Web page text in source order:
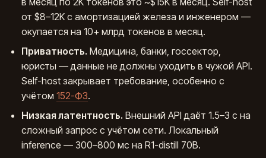
от $8–12K с амортизацией железа и инженером —
окупается на 10+ млрд токенов в месяц.
Приватность. Медицина, банки, госсектор,
юристы — данные не должны уходить в чужой API.
Self-host закрывает требование, особенно с
учётом152-ФЗ.
Низкая латентность. Внешний API даёт 1.5–3 с на
сложный запрос с учётом сети. Локальный
inference — 300–800 мс на R1-distill 70B.